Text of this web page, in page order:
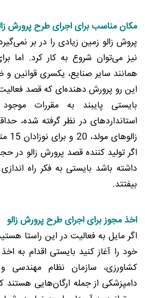
مکان مناسب برای اجرای طرح پرورش
پروش زالو زمین زیادی را در بر
نیز می‌توان شروع به کار کرد. اما
همانند سایر صنایع، یکسری قوانین و
این رو پرورش دهنده‌ای که قصد فعالیت
بایستی پایبند به مقررات
استانداردهای در نظر گرفته شده،
اگر تولید کننده قصد پرورش زالو در
داشته باشد بایستی به فکر راه
بیفتتد.
اخذ مجوز برای اجرای طرح پرورش زالو
اگر مایل به فعالیت در این راستا
خود را آغاز کنید بایستی اقدام به
کشاورزی، سازمان نظام مهندسی
دامپزشکی از جمله ارگان‌هایی هستند